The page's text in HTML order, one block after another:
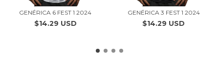
GENÉRICA 6 FEST 1 2024
$14.29 USD
GENÉRICA 3 FEST 1 2024
$14.29 USD